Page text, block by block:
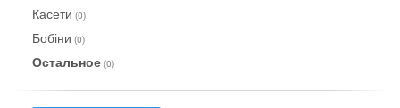
Касети (0)
Бобіни (0)
Остальное (0)